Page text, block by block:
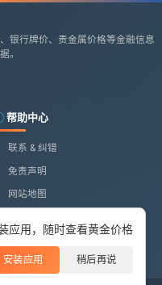
应用，随时查看黄金价格
安装应用 稍后再说
银行牌价、贵金属价格等金融信息
。
帮助中心
联系 & 纠错
免责声明
网站地图